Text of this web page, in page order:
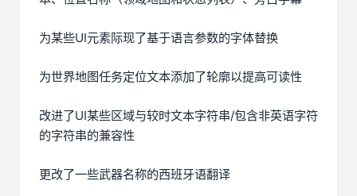
为某些UI元素际现了基于语言参数的字体替换
为世界地图任务定位文本添加了轮廓以提高可读性
改进了UI某些区域与较时文本字符串/包含非英语字符
的字符串的兼容性
更改了一些武器名称的西班牙语翻译